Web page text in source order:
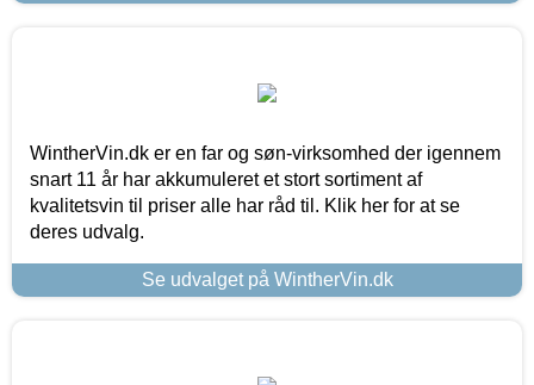
WintherVin.dk er en far og søn-virksomhed der igennem
snart 11 år har akkumuleret et stort sortiment af
kvalitetsvin til priser alle har råd til. Klik her for at se
deres udvalg.
Se udvalget på WintherVin.dk